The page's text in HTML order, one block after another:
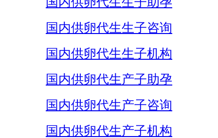
国内供卵代生生子咨询
国内供卵代生生子机构
国内供卵代生产子助孕
国内供卵代生产子咨询
国内供卵代生产子机构